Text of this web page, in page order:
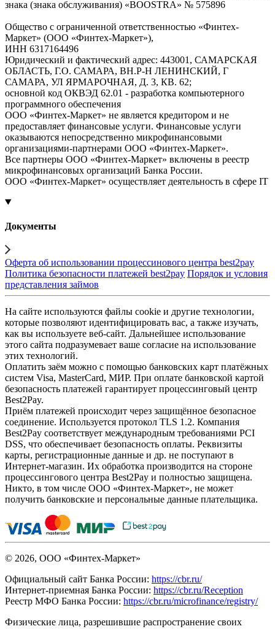
знака (знака обслуживания) «BOOSTRA» № 575896
Общество с ограниченной ответственностью «Финтех-
Маркет» (ООО «Финтех-Маркет»),
ИНН 6317164496
Юридический и фактический адрес: 443001, САМАРСКАЯ
ОБЛАСТЬ, Г.О. САМАРА, ВН.Р-Н ЛЕНИНСКИЙ, Г
САМАРА, УЛ ЯРМАРОЧНАЯ, Д. 3, КВ. 62;
основной код ОКВЭД 62.01 - разработка компьютерного
программного обеспечения
ООО «Финтех-Маркет» не является кредитором и не
предоставляет финансовые услуги. Финансовые услуги
оказываются непосредственно микрофинансовыми
организациями-партнерами ООО «Финтех-Маркет».
Все партнеры ООО «Финтех-Маркет» включены в реестр
микрофинансовых организаций Банка России.
ООО «Финтех-Маркет» осуществляет деятельность в сфере IT
Документы
Оферта об использовании процессинового центра best2pay
Политика безопасности платежей best2pay Порядок и условия
представления займов
На сайте используются файлы cookie и другие технологии,
которые позволяют идентифицировать вас, а также изучать,
как вы используете веб-сайт. Дальнейшее использование
этого сайта подразумевает ваше согласие на использование
этих технологий.
Оплатить заём можно с помощью банковских карт платёжных
систем Visa, MasterCard, МИР. При оплате банковской картой
безопасность платежей гарантирует процессинговый центр
Best2Pay.
Приём платежей происходит через защищённое безопасное
соединение. Используется протокол TLS 1.2. Компания
Best2Pay соответствует международным требованиями PCI
DSS, что обеспечивает безопасность оплаты. Реквизиты
карты, регистрационные данные и др. не поступают в
Интернет-магазин. Их обработка производится на стороне
процессингового центра Best2Pay и полностью защищена.
Никто, в том числе ООО «Финтех-Маркет», не может
получить банковские и персональные данные плательщика.
© 2026, ООО «Финтех-Маркет»
Официальный сайт Банка России: https://cbr.ru/
Интернет-приемная Банка России: https://cbr.ru/Reception
Реестр МФО Банка России: https://cbr.ru/microfinance/registry/
Физические лица, разрешившие распространение своих